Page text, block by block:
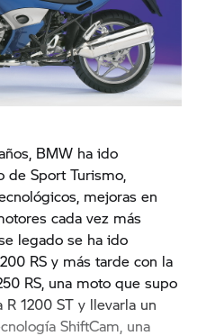
BMW ha ido
de Sport Turismo,
mejoras en
cada vez más
legado se ha ido
RS y más tarde con la
RS, una moto que supo
1200 ST y llevarla un
ShiftCam, una